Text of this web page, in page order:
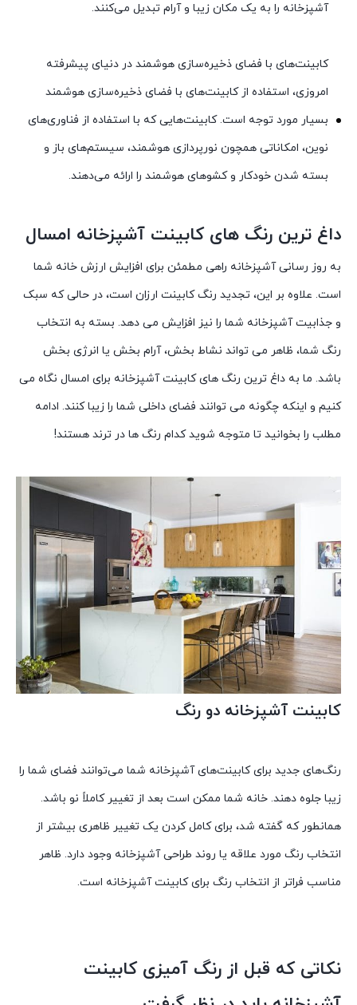
آشپزخانه را به یک مکان زیبا و آرام تبدیل می‌کنند.
کابینت‌های با فضای ذخیره‌سازی هوشمند در دنیای پیشرفته
امروزی، استفاده از کابینت‌های با فضای ذخیره‌سازی هوشمند
بسیار مورد توجه است. کابینت‌هایی که با استفاده از فناوری‌های
نوین، امکاناتی همچون نورپردازی هوشمند، سیستم‌های باز و
بسته شدن خودکار و کشوهای هوشمند را ارائه می‌دهند.
داغ ترین رنگ های کابینت آشپزخانه امسال
به روز رسانی آشپزخانه راهی مطمئن برای افزایش ارزش خانه شما
است. علاوه بر این، تجدید رنگ کابینت ارزان است، در حالی که سبک
و جذابیت آشپزخانه شما را نیز افزایش می دهد. بسته به انتخاب
رنگ شما، ظاهر می تواند نشاط بخش، آرام بخش یا انرژی بخش
باشد. ما به داغ ترین رنگ های کابینت آشپزخانه برای امسال نگاه می
کنیم و اینکه چگونه می توانند فضای داخلی شما را زیبا کنند. ادامه
مطلب را بخوانید تا متوجه شوید کدام رنگ ها در ترند هستند!
کابینت آشپزخانه دو رنگ
رنگ‌های جدید برای کابینت‌های آشپزخانه شما می‌توانند فضای شما را
زیبا جلوه دهند. خانه شما ممکن است بعد از تغییر کاملاً نو باشد.
همانطور که گفته شد، برای کامل کردن یک تغییر ظاهری بیشتر از
انتخاب رنگ مورد علاقه یا روند طراحی آشپزخانه وجود دارد. ظاهر
مناسب فراتر از انتخاب رنگ برای کابینت آشپزخانه است.
نکاتی که قبل از رنگ آمیزی کابینت